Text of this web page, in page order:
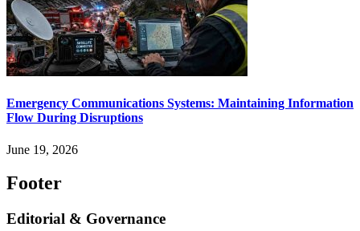
Emergency Communications Systems: Maintaining Information
Flow During Disruptions
June 19, 2026
Footer
Editorial & Governance